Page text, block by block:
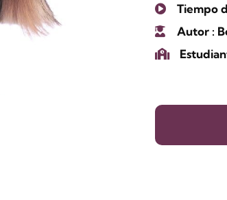
Tiempo
Autor :